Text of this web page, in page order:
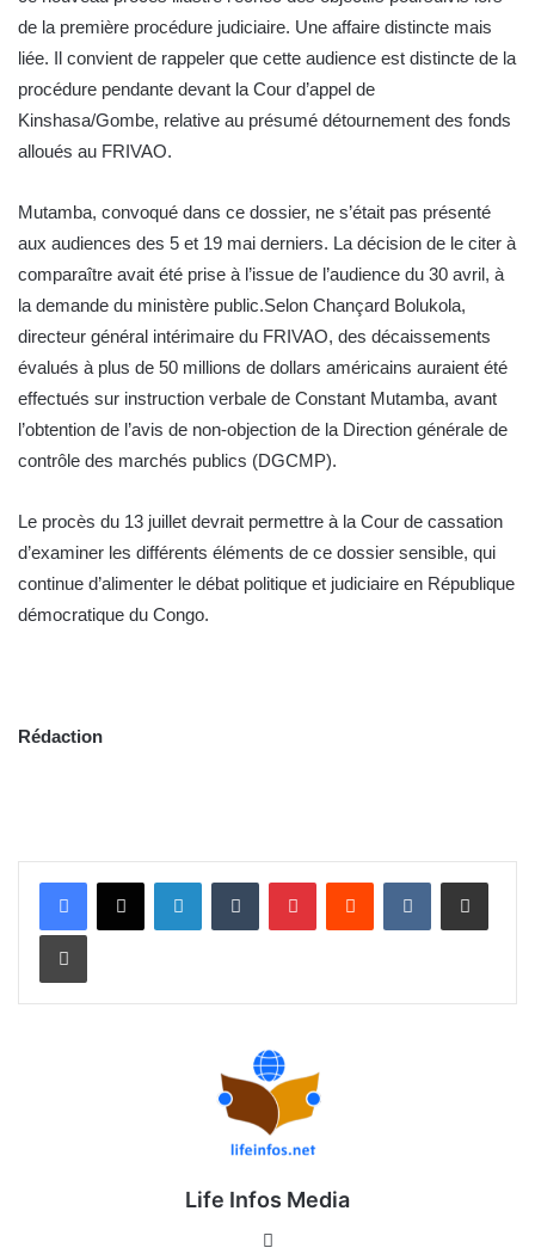
de la première procédure judiciaire. Une affaire distincte mais
liée. Il convient de rappeler que cette audience est distincte de la
procédure pendante devant la Cour d’appel de
Kinshasa/Gombe, relative au présumé détournement des fonds
alloués au FRIVAO.
Mutamba, convoqué dans ce dossier, ne s’était pas présenté
aux audiences des 5 et 19 mai derniers. La décision de le citer à
comparaître avait été prise à l’issue de l’audience du 30 avril, à
la demande du ministère public.Selon Chançard Bolukola,
directeur général intérimaire du FRIVAO, des décaissements
évalués à plus de 50 millions de dollars américains auraient été
effectués sur instruction verbale de Constant Mutamba, avant
l’obtention de l’avis de non-objection de la Direction générale de
contrôle des marchés publics (DGCMP).
Le procès du 13 juillet devrait permettre à la Cour de cassation
d’examiner les différents éléments de ce dossier sensible, qui
continue d’alimenter le débat politique et judiciaire en République
démocratique du Congo.
Rédaction
Life Infos Media